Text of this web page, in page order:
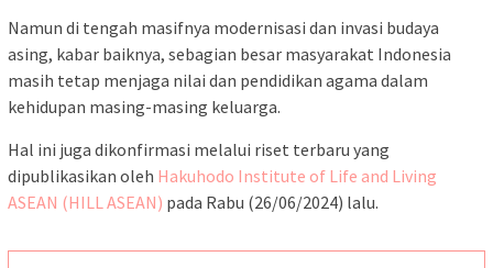
Namun di tengah masifnya modernisasi dan invasi budaya
asing, kabar baiknya, sebagian besar masyarakat Indonesia
masih tetap menjaga nilai dan pendidikan agama dalam
kehidupan masing-masing keluarga.
Hal ini juga dikonfirmasi melalui riset terbaru yang
dipublikasikan oleh Hakuhodo Institute of Life and Living
ASEAN (HILL ASEAN) pada Rabu (26/06/2024) lalu.